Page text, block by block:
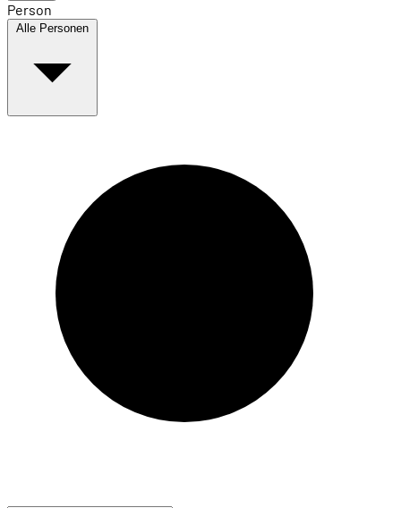
Person
Alle Personen